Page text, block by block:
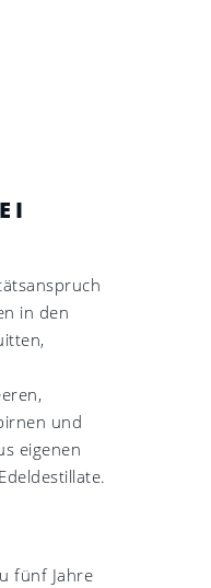
in den
und
eigenen
fünf Jahre